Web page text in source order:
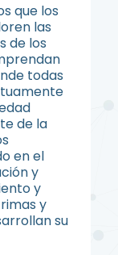
que los
las
de los
todas
de la
en el
y
y
y
su